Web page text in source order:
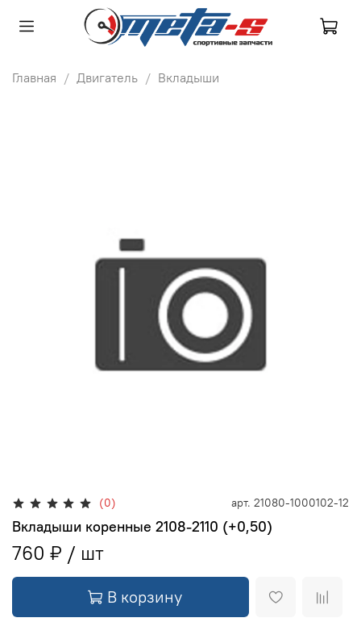
Главная Двигатель Вкладыши
(0) арт. 21080-1000102-12
Вкладыши коренные 2108-2110 (+0,50)
760 ₽
В корзину